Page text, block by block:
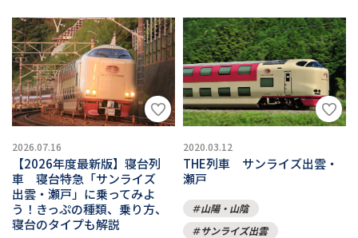
お問い合わせ Global
2026.07.16
【2026年度最新版】寝台列
車 寝台特急「サンライズ
出雲・瀬戸」に乗ってみよ
う！きっぷの種類、乗り方、
寝台のタイプも解説
2020.03.12
THE列車 サンライズ出雲・
瀬戸
山陽・山陰
サンライズ出雲